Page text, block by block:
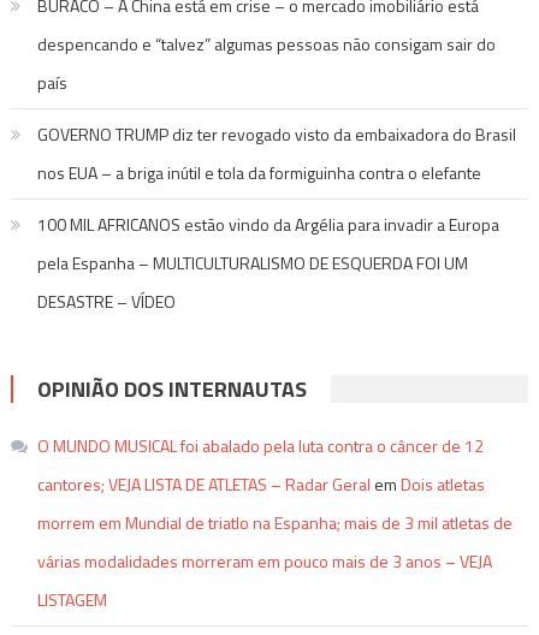
BURACO – A China está em crise – o mercado imobiliário está
despencando e “talvez” algumas pessoas não consigam sair do
país
GOVERNO TRUMP diz ter revogado visto da embaixadora do Brasil
nos EUA – a briga inútil e tola da formiguinha contra o elefante
100 MIL AFRICANOS estão vindo da Argélia para invadir a Europa
pela Espanha – MULTICULTURALISMO DE ESQUERDA FOI UM
DESASTRE – VÍDEO
OPINIÃO DOS INTERNAUTAS
O MUNDO MUSICAL foi abalado pela luta contra o câncer de 12
cantores; VEJA LISTA DE ATLETAS – Radar Geral emDois atletas
morrem em Mundial de triatlo na Espanha; mais de 3 mil atletas de
várias modalidades morreram em pouco mais de 3 anos – VEJA
LISTAGEM